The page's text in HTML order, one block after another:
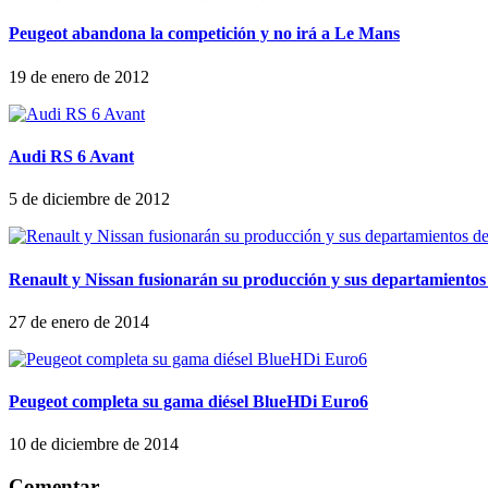
Peugeot abandona la competición y no irá a Le Mans
19 de enero de 2012
Audi RS 6 Avant
5 de diciembre de 2012
Renault y Nissan fusionarán su producción y sus
27 de enero de 2014
Peugeot completa su gama diésel BlueHDi Euro6
10 de diciembre de 2014